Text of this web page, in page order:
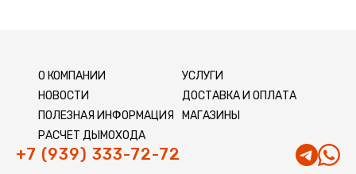
О КОМПАНИИ
УСЛУГИ
НОВОСТИ
ДОСТАВКА И ОПЛАТА
ПОЛЕЗНАЯ ИНФОРМАЦИЯ
МАГАЗИНЫ
РАСЧЕТ ДЫМОХОДА
+7 (939) 333-72-72